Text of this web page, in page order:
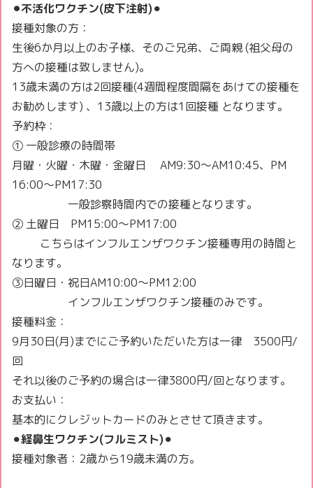
⚫︎不活化ワクチン(皮下注射)⚫︎
接種対象の方：
生後6か月以上のお子様、そのご兄弟、ご両親 (祖父母の
方への接種は致しません)。
13歳未満の方は2回接種(4週間程度間隔をあけての接種を
お勧めします) 、13歳以上の方は1回接種 となります。
予約枠：
① 一般診療の時間帯
月曜・火曜・木曜・金曜日 AM9:30〜AM10:45、PM
16:00〜PM17:30
一般診察時間内での接種となります。
② 土曜日 PM15:00〜PM17:00
こちらはインフルエンザワクチン接種専用の時間と
なります。
③日曜日・祝日AM10:00〜PM12:00
インフルエンザワクチン接種のみです。
接種料金：
9月30日(月)までにご予約いただいた方は一律 3500円/
回
それ以後のご予約の場合は一律3800円/回となります。
お支払い：
基本的にクレジットカードのみとさせて頂きます。
⚫︎経鼻生ワクチン(フルミスト)⚫︎
接種対象者：2歳から19歳未満の方。